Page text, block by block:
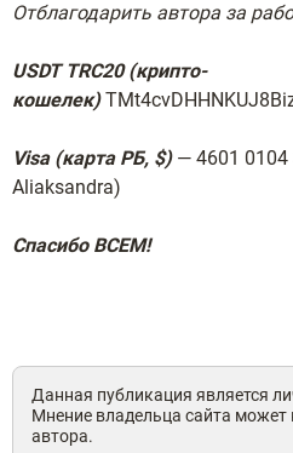
Отблагодарить автора за
USDT TRC20 (крипто-
кошелек)
Visa (карта РБ, $)— 4601 0104
Aliaksandra)
Спасибо ВСЕМ!
Данная публикация является
Мнение владельца сайта может
автора.